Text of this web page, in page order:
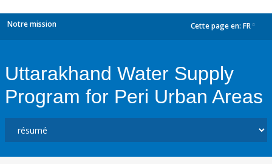
Notre mission Cette page en: FR
Uttarakhand Water Supply
Program for Peri Urban Areas